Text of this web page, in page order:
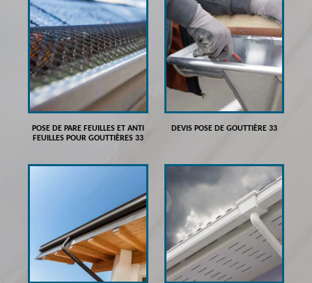
POSE DE PARE FEUILLES ET ANTI
FEUILLES POUR GOUTTIÈRES 33
DEVIS POSE DE GOUTTIÈRE 33